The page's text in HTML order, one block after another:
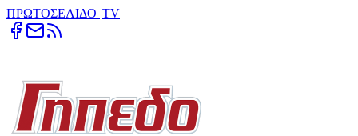
ΠΡΩΤΟΣΕΛΙΔΟ |TV